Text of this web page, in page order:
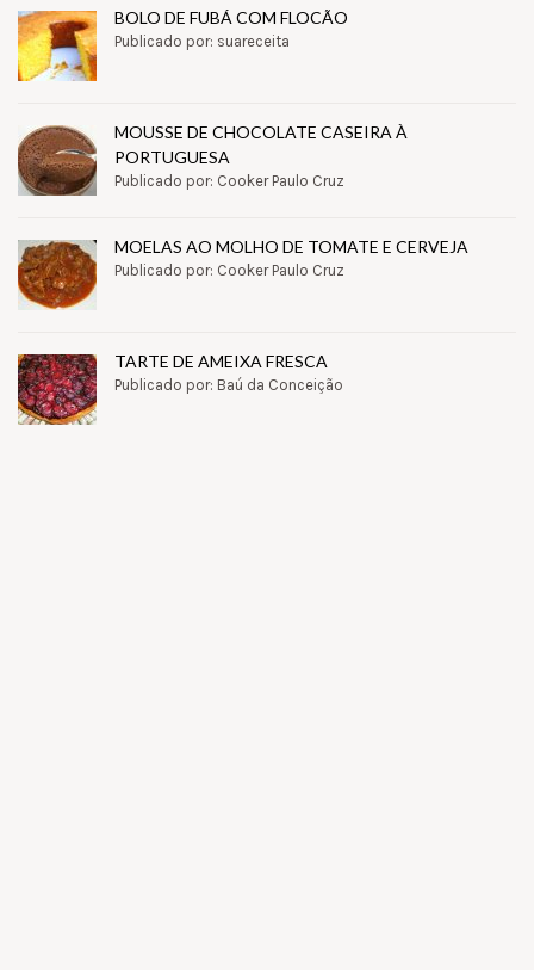
BOLO DE FUBÁ COM FLOCÃO
Publicado por: suareceita
MOUSSE DE CHOCOLATE CASEIRA À
PORTUGUESA
Publicado por: Cooker Paulo Cruz
MOELAS AO MOLHO DE TOMATE E CERVEJA
Publicado por: Cooker Paulo Cruz
TARTE DE AMEIXA FRESCA
Publicado por: Baú da Conceição